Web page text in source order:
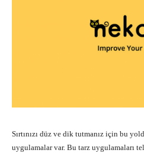
Sırtınızı düz ve dik tutmanız için bu
uygulamalar var. Bu tarz uygulamaları